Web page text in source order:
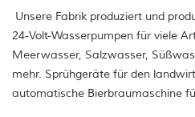
Unsere Fabrik produziert und
24-Volt-Wasserpumpen für viele
Meerwasser, Salzwasser,
mehr. Sprühgeräte für den
automatische Bierbraumaschine